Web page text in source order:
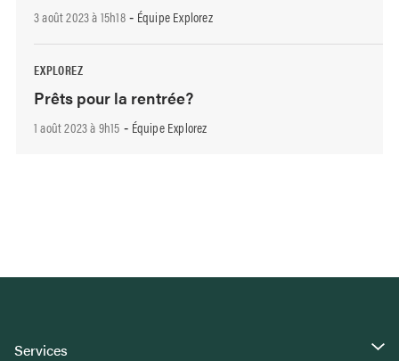
3 août 2023 à 15h18- Équipe Explorez
EXPLOREZ
Prêts pour la rentrée?
1 août 2023 à 9h15 - Équipe Explorez
Services